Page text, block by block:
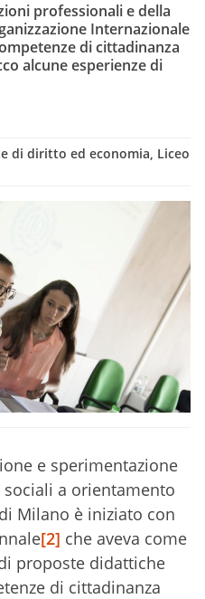
professionali e della
Internazionale
di cittadinanza
alcune esperienze di
di diritto ed economia, Liceo
e sperimentazione
sociali a orientamento
Milano è iniziato con
[2] che aveva come
proposte didattiche
di cittadinanza